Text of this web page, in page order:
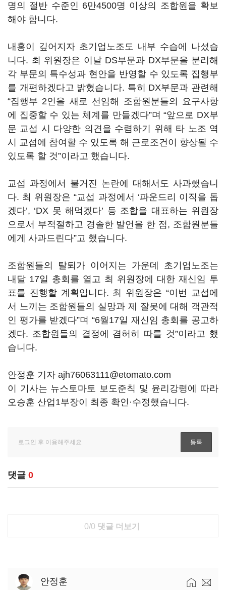
명의 절반 수준인 6만4500명 이상의 조합원을 확보
해야 합니다.
내홍이 깊어지자 초기업노조도 내부 수습에 나섰습
니다. 최 위원장은 이날 DS부문과 DX부문을 분리해
각 부문의 특수성과 현안을 반영할 수 있도록 집행부
를 개편하겠다고 밝혔습니다. 특히 DX부문과 관련해
“집행부 2인을 새로 선임해 조합원분들의 요구사항
에 집중할 수 있는 체계를 만들겠다”며 “앞으로 DX부
문 교섭 시 다양한 의견을 수렴하기 위해 타 노조 역
시 교섭에 참여할 수 있도록 해 근로조건이 향상될 수
있도록 할 것”이라고 했습니다.
교섭 과정에서 불거진 논란에 대해서도 사과했습니
다. 최 위원장은 “교섭 과정에서 ‘파운드리 이직을 돕
겠다’, ‘DX 못 해먹겠다’ 등 조합을 대표하는 위원장
으로서 부적절하고 경솔한 발언을 한 점, 조합원분들
에게 사과드린다”고 했습니다.
조합원들의 탈퇴가 이어지는 가운데 초기업노조는
내달 17일 총회를 열고 최 위원장에 대한 재신임 투
표를 진행할 계획입니다. 최 위원장은 “이번 교섭에
서 느끼는 조합원들의 실망과 제 잘못에 대해 객관적
인 평가를 받겠다”며 “6월17일 재신임 총회를 공고하
겠다. 조합원들의 결정에 겸허히 따를 것”이라고 했
습니다.
안정훈 기자 ajh76063111@etomato.com
이 기사는 뉴스토마토 보도준칙 및 윤리강령에 따라
오승훈 산업1부장이 최종 확인·수정했습니다.
댓글 0
0/0 댓글 더보기
안정훈